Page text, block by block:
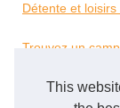
This
Détente et loisirs
Trouvez un
Camping à...